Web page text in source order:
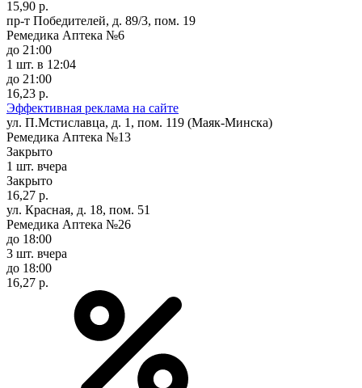
15,90 р.
пр-т Победителей, д. 89/3, пом. 19
Ремедика Аптека №6
до 21:00
1 шт. в 12:04
до 21:00
16,23 р.
Эффективная реклама на сайте
ул. П.Мстиславца, д. 1, пом. 119 (Маяк-Минска)
Ремедика Аптека №13
Закрыто
1 шт. вчера
Закрыто
16,27 р.
ул. Красная, д. 18, пом. 51
Ремедика Аптека №26
до 18:00
3 шт. вчера
до 18:00
16,27 р.